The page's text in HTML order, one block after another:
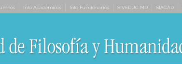
Info Académicos Info Funcionarios SIVEDUC MD SIACAD